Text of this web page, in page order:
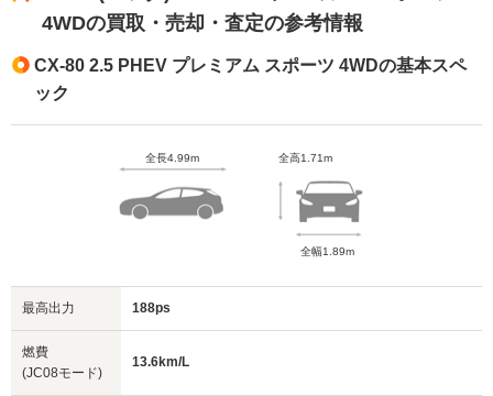
4WDの買取・売却・査定の参考情報
CX-80 2.5 PHEV プレミアム スポーツ 4WDの基本スペ
ック
全長4.99m 全高1.71m
全幅1.89m
最高出力 188ps
燃費
(JC08モード)
13.6km/L